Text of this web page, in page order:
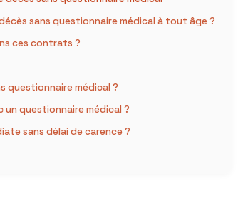
sans questionnaire médical à tout âge ?
ces contrats ?
questionnaire médical ?
un questionnaire médical ?
sans délai de carence ?